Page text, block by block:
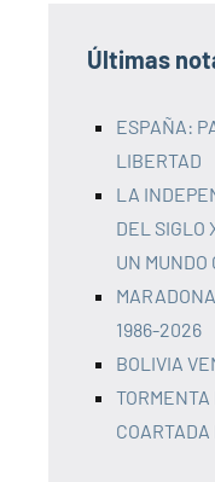
Últimas
ESPAÑA:
LIBERTAD
LA
DEL SIGLO
UN MUNDO
1986-2026
BOLIVIA